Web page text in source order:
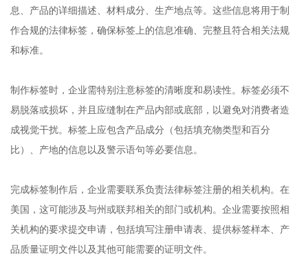
息、产品的详细描述、材料成分、生产地点等。这些信息将用于制
作合规的法律标签，确保标签上的信息准确、完整且符合相关法规
和标准。
制作标签时，企业需特别注意标签的清晰度和易读性。标签必须不
易脱落或损坏，并且应缝制在产品内部或底部，以避免对消费者造
成视觉干扰。标签上应包含产品成分（包括填充物类型和百分
比）、产地的信息以及警示语句等必要信息。
完成标签制作后，企业需要联系负责法律标签注册的相关机构。在
美国，这可能涉及与州或联邦相关的部门或机构。企业需要按照相
关机构的要求提交申请，包括填写注册申请表、提供标签样本、产
品质量证明文件以及其他可能需要的证明文件。